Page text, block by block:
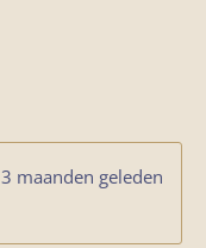
3 maanden geleden